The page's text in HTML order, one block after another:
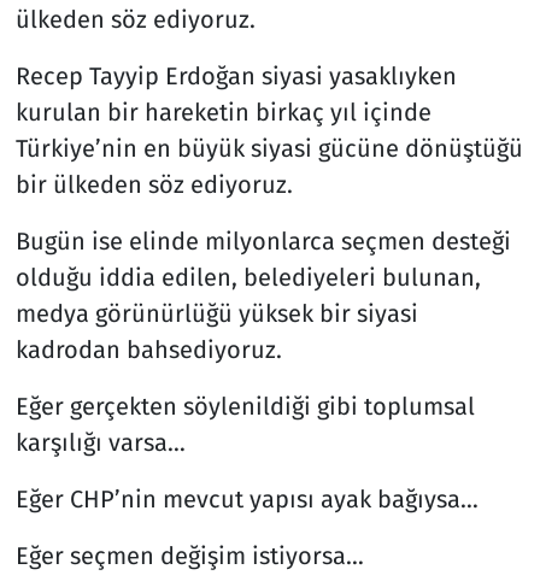
ülkeden söz ediyoruz.
Recep Tayyip Erdoğan siyasi yasaklıyken
kurulan bir hareketin birkaç yıl içinde
Türkiye’nin en büyük siyasi gücüne dönüştüğü
bir ülkeden söz ediyoruz.
Bugün ise elinde milyonlarca seçmen desteği
olduğu iddia edilen, belediyeleri bulunan,
medya görünürlüğü yüksek bir siyasi
kadrodan bahsediyoruz.
Eğer gerçekten söylenildiği gibi toplumsal
karşılığı varsa…
Eğer CHP’nin mevcut yapısı ayak bağıysa…
Eğer seçmen değişim istiyorsa…